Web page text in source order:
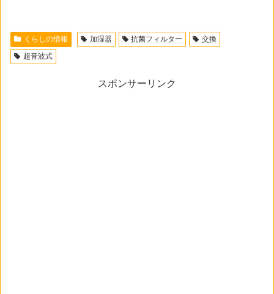
くらしの情報 加湿器 抗菌フィルター
交換
超音波式
スポンサーリンク